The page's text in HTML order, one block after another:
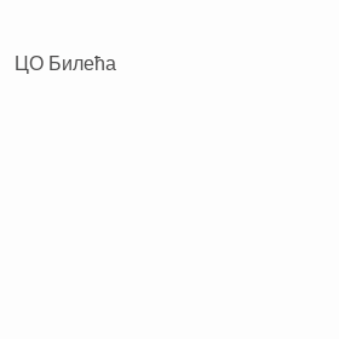
ЦО Билећа